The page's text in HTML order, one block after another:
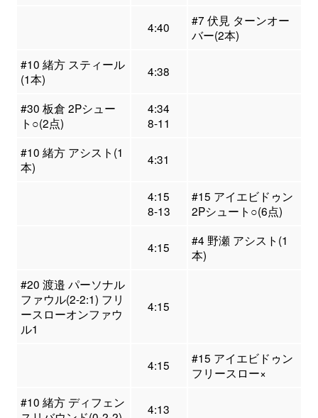
4:40
#7 伏見 ターンオー
バー(2本)
#10 緒方 スティール
(1本)
4:38
#30 板倉 2Pシュー
ト○(2点)
4:34
8-11
#10 緒方 アシスト(1
本)
4:31
4:15
8-13
#15 アイエビドゥン
2Pシュート○(6点)
4:15
#4 野瀬 アシスト(1
本)
#20 渡邉 パーソナル
ファウル(2-2:1) フリ
ースローオンファウ
ル1
4:15
4:15
#15 アイエビドゥン
フリースロー×
#10 緒方 ディフェン
4:13